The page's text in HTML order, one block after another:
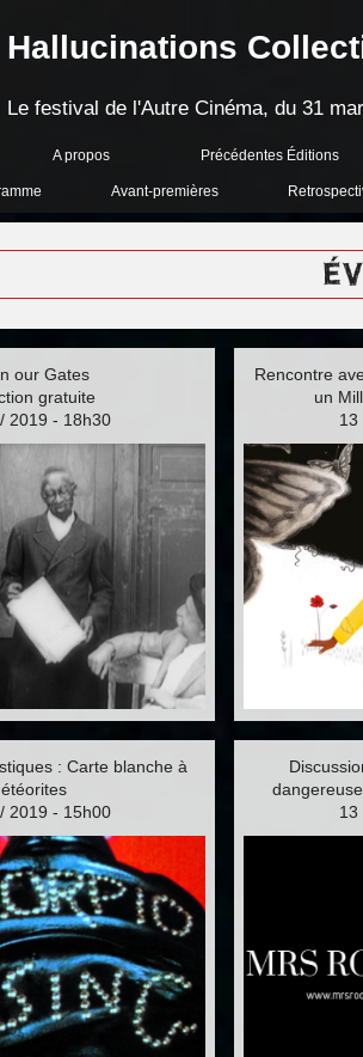
Hallucinations
Le festival de l'Autre Cinéma, du 31
A propos Précédentes Éditions
Avant-premières
our Gates
gratuite
2019 - 18h30
Rencontre
un
13
: Carte blanche à
2019 - 15h00
13